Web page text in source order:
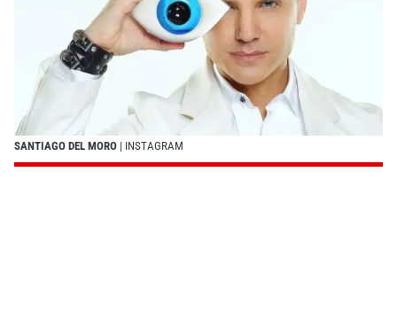
SANTIAGO DEL MORO | INSTAGRAM